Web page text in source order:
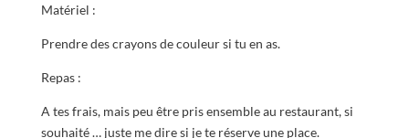
Matériel :
Prendre des crayons de couleur si tu en as.
Repas :
A tes frais, mais peu être pris ensemble au restaurant, si
souhaité … juste me dire si je te réserve une place.